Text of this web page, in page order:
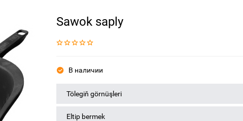
Sawok saply
В наличии
Tölegiň görnüşleri
Eltip bermek